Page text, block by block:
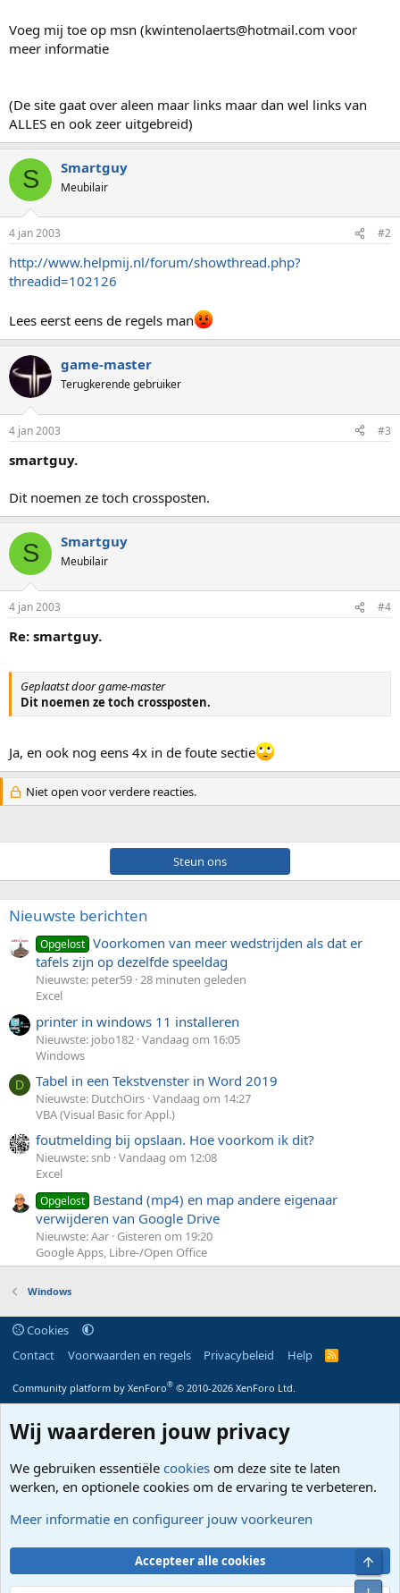
Voeg mij toe op msn (kwintenolaerts@hotmail.com voor
meer informatie
(De site gaat over aleen maar links maar dan wel links van
ALLES en ook zeer uitgebreid)
S Smartguy
Meubilair
4 jan 2003 #2
http://www.helpmij.nl/forum/showthread.php?
threadid=102126
Lees eerst eens de regels man
game-master
Terugkerende gebruiker
4 jan 2003 #3
smartguy.
Dit noemen ze toch crossposten.
S Smartguy
Meubilair
4 jan 2003 #4
Re: smartguy.
Geplaatst door game-master
Dit noemen ze toch crossposten.
Ja, en ook nog eens 4x in de foute sectie
Niet open voor verdere reacties.
Steun ons
Nieuwste berichten
Opgelost Voorkomen van meer wedstrijden als dat er
tafels zijn op dezelfde speeldag
Nieuwste: peter59 28 minuten geleden
Excel
printer in windows 11 installeren
Nieuwste: jobo182 Vandaag om 16:05
Windows
D Tabel in een Tekstvenster in Word 2019
Nieuwste: DutchOirs Vandaag om 14:27
VBA (Visual Basic for Appl.)
foutmelding bij opslaan. Hoe voorkom ik dit?
Nieuwste: snb Vandaag om 12:08
Excel
Opgelost Bestand (mp4) en map andere eigenaar
verwijderen van Google Drive
Nieuwste: Aar Gisteren om 19:20
Google Apps, Libre-/Open Office
Windows
Cookies
Contact
Voorwaarden en regels Privacybeleid Help
R
S
Community platform by XenForo® © 2010-2026 XenForo Ltd.
Wij waarderen jouw privacy
We gebruiken essentiële cookies om deze site te laten
werken, en optionele cookies om de ervaring te verbeteren.
Meer informatie en configureer jouw voorkeuren
Accepteer alle cookies